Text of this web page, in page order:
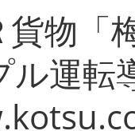
物「
ル運転